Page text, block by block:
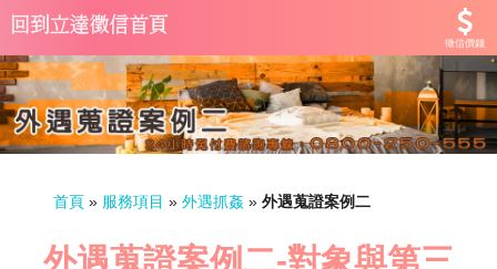
徵信價錢
首頁 » 服務項目 » 外遇抓姦 » 外遇蒐證案例二
外遇蒐證案例二-對象與第三